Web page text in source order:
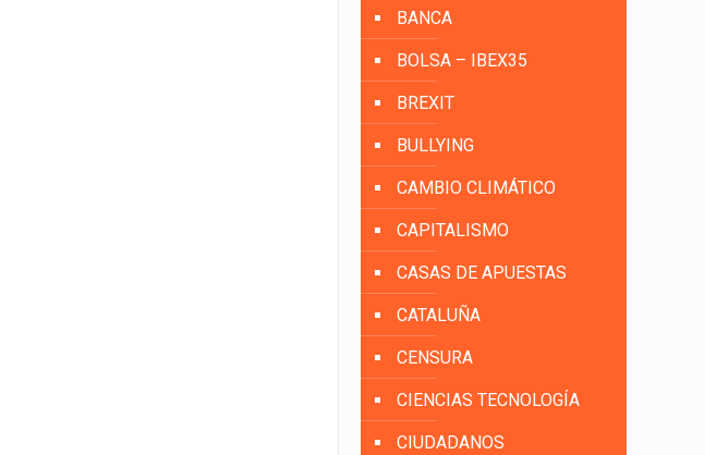
BANCA
BOLSA – IBEX35
BREXIT
BULLYING
CAMBIO CLIMÁTICO
CAPITALISMO
CASAS DE APUESTAS
CATALUÑA
CENSURA
CIENCIAS TECNOLOGÍA
CIUDADANOS